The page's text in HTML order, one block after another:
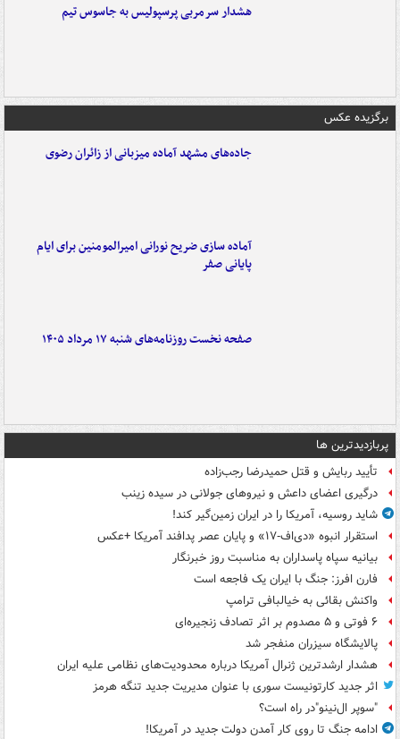
هشدار سرمربی پرسپولیس به جاسوس تیم
برگزیده عکس
جاده‌های مشهد آماده میزبانی از زائران رضوی
آماده سازی ضریح نورانی امیرالمومنین برای ایام
پایانی صفر
صفحه نخست روزنامه‌های شنبه ۱۷ مرداد ۱۴۰۵
پربازدیدترین ها
تأیید ربایش و قتل حمیدرضا رجب‌زاده
درگیری اعضای داعش و نیروهای جولانی در سیده زینب
شاید روسیه، آمریکا را در ایران زمین‌گیر کند!
استقرار انبوه «دی‌اف‑۱۷» و پایان عصر پدافند آمریکا +عکس
بیانیه سپاه پاسداران به مناسبت روز خبرنگار
فارن افرز: جنگ با ایران یک فاجعه است
واکنش بقائی به خیالبافی ترامپ
۶ فوتی و ۵ مصدوم بر اثر تصادف زنجیره‌ای
پالایشگاه سیزران منفجر شد
هشدار ارشدترین ژنرال آمریکا درباره محدودیت‌های نظامی علیه ایران
اثر جدید کارتونیست سوری با عنوان مدیریت جدید تنگه هرمز
"سوپر ال‌نینو"در راه است؟
ادامه جنگ تا روی کار آمدن دولت جدید در آمریکا!